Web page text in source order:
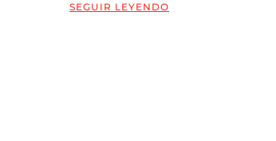
SEGUIR LEYENDO